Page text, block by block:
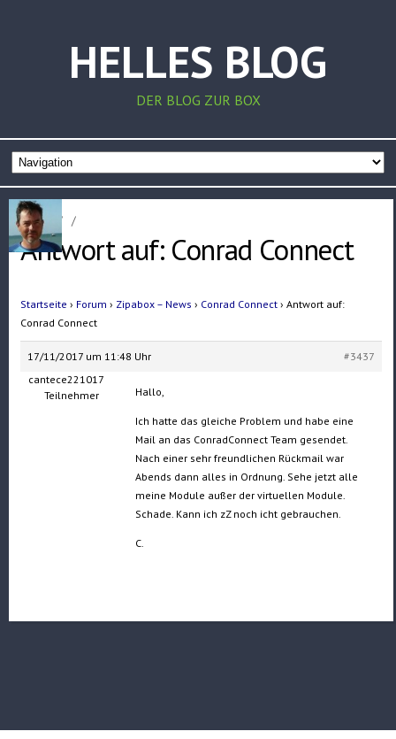
HELLES BLOG
DER BLOG ZUR BOX
Home / /
Antwort auf: Conrad Connect
Startseite › Forum › Zipabox – News › Conrad Connect › Antwort auf:
Conrad Connect
17/11/2017 um 11:48 Uhr
#3437
cantece221017
Teilnehmer
Hallo,
Ich hatte das gleiche Problem und habe eine
Mail an das ConradConnect Team gesendet.
Nach einer sehr freundlichen Rückmail war
Abends dann alles in Ordnung. Sehe jetzt alle
meine Module außer der virtuellen Module.
Schade. Kann ich zZ noch icht gebrauchen.
C.